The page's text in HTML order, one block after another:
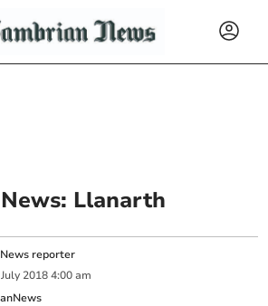
Llanarth
reporter
July 2018 4:00 am